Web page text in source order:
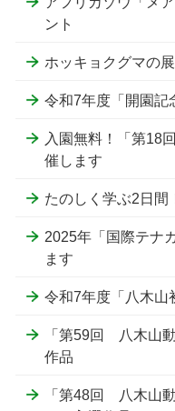
ント
ホッキョクグマの
令和7年度「開園記
入園無料！「第18
催します
たのしく学ぶ2日間
2025年「国際テナ
ます
令和7年度「八木山
「第59回 八木山
作品
「第48回 八木山